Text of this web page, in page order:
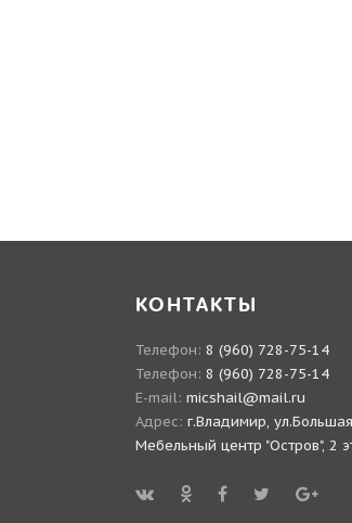
КОНТАКТЫ
Телефон: 8 (960) 728-75-14
Телефон: 8 (960) 728-75-14
E-mail: micshail@mail.ru
Адрес: г.Владимир,
Мебельный центр "Остров", 2